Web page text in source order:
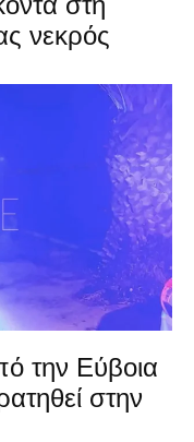
νεκρός
την Εύβοια
στην